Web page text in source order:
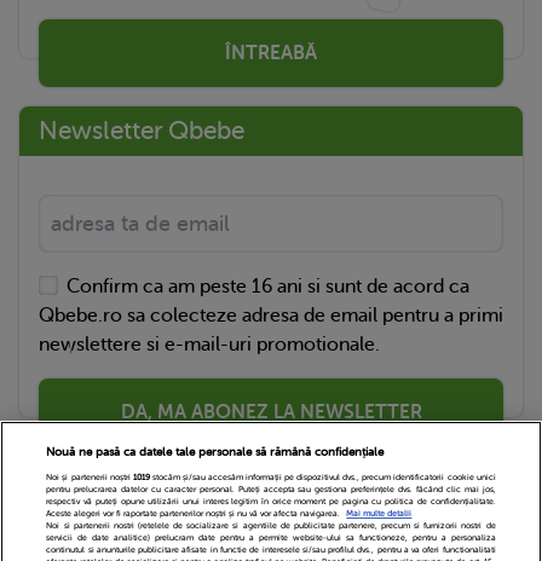
ÎNTREABĂ
Newsletter Qbebe
Confirm ca am peste 16 ani si sunt de acord ca
Qbebe.ro sa colecteze adresa de email pentru a primi
newslettere si e-mail-uri promotionale.
DA, MA ABONEZ LA NEWSLETTER
Nouă ne pasă ca datele tale personale să rămână confidențiale
Noi și partenerii noștri 1019stocăm și/sau accesăm informații pe dispozitivul dvs., precum identificatorii cookie unici
pentru prelucrarea datelor cu caracter personal. Puteți accepta sau gestiona preferințele dvs. făcând clic mai jos,
respectiv vă puteți opune utilizării unui interes legitim în orice moment pe pagina cu politica de confidențialitate.
Aceste alegeri vor fi raportate partenerilor noștri și nu vă vor afecta navigarea.
Mai multe detalii
Noi si partenerii nostri (retelele de socializare si agentiile de publicitate partenere, precum si furnizorii nostri de
servicii de date analitice) prelucram date pentru a permite website-ului sa functioneze, pentru a personaliza
continutul si anunturile publicitare afisate in functie de interesele si/sau profilul dvs., pentru a va oferi functionalitati